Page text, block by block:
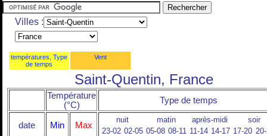
Villes :
températures, Type
de temps
Vent
Saint-Quentin, France
Température
(°C)
Type de temps
date Min Max
nuit matin après-midi
soir
23-02 02-05 05-08 08-11 11-14 14-17 17-20